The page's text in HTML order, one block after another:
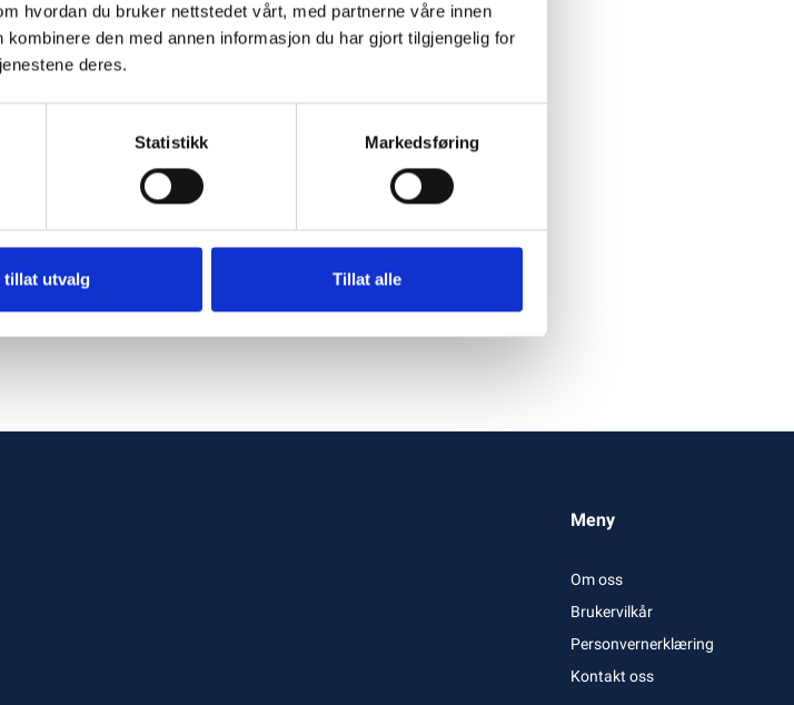
hvordan du bruker nettstedet vårt, med partnerne våre innen
den med annen informasjon du har gjort tilgjengelig for
deres.
Statistikk Markedsføring
tillat utvalg Tillat alle
Meny
Om oss
Brukervilkår
Personvernerklæring
Kontakt oss